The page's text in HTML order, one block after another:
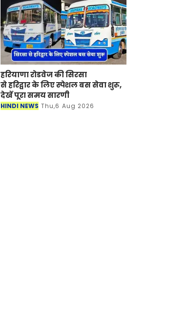
हरियाणा रोडवेज की सिरसा
से हरिद्वार के लिए स्पेशल बस सेवा शुरू,
देखें पूरा समय सारणी
HINDI NEWS Thu,6 Aug 2026